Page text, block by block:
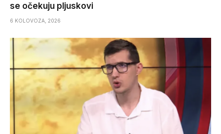
se očekuju pljuskovi
6 KOLOVOZA, 2026